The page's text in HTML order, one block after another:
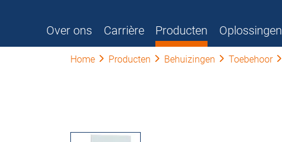
Over ons Carrière Producten Oplossingen
Home Producten Behuizingen Toebehoor